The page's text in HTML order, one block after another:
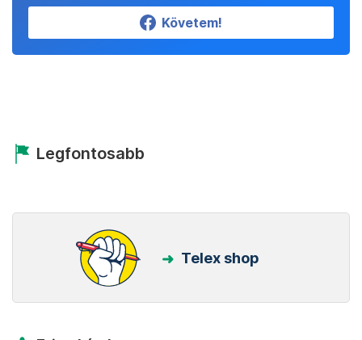
Követem!
Legfontosabb
Telex shop